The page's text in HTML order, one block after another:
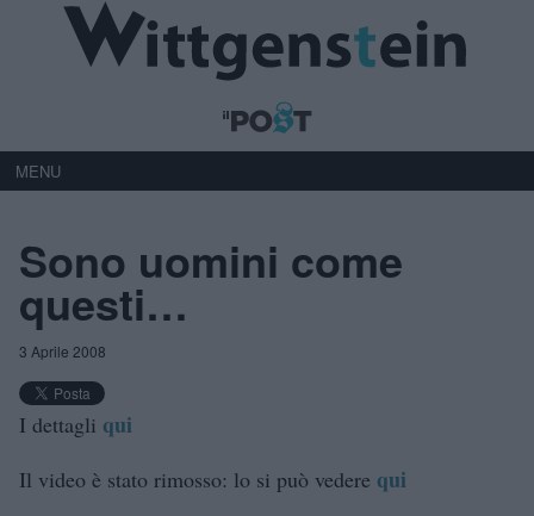
MENU
Sono uomini come
questi…
3 Aprile 2008
I dettagli qui
Il video è stato rimosso: lo si può vedere qui